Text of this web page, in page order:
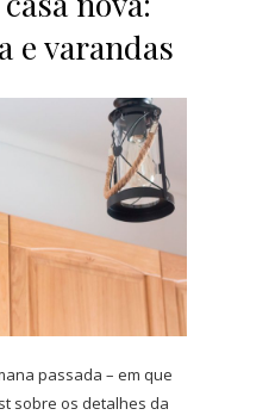
e varandas
passada – em que
sobre os detalhes da